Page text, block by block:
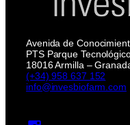
Avenida de
PTS Parque
18016 Armilla –
(+34) 958 637 152
info@invesbiofarm.com